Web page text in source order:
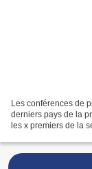
Les conférences de
derniers pays de la
les x premiers de la